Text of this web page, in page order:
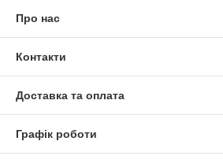
Про нас
Контакти
Доставка та оплата
Графік роботи